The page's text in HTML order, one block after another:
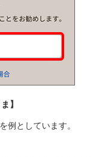
】
例としています。